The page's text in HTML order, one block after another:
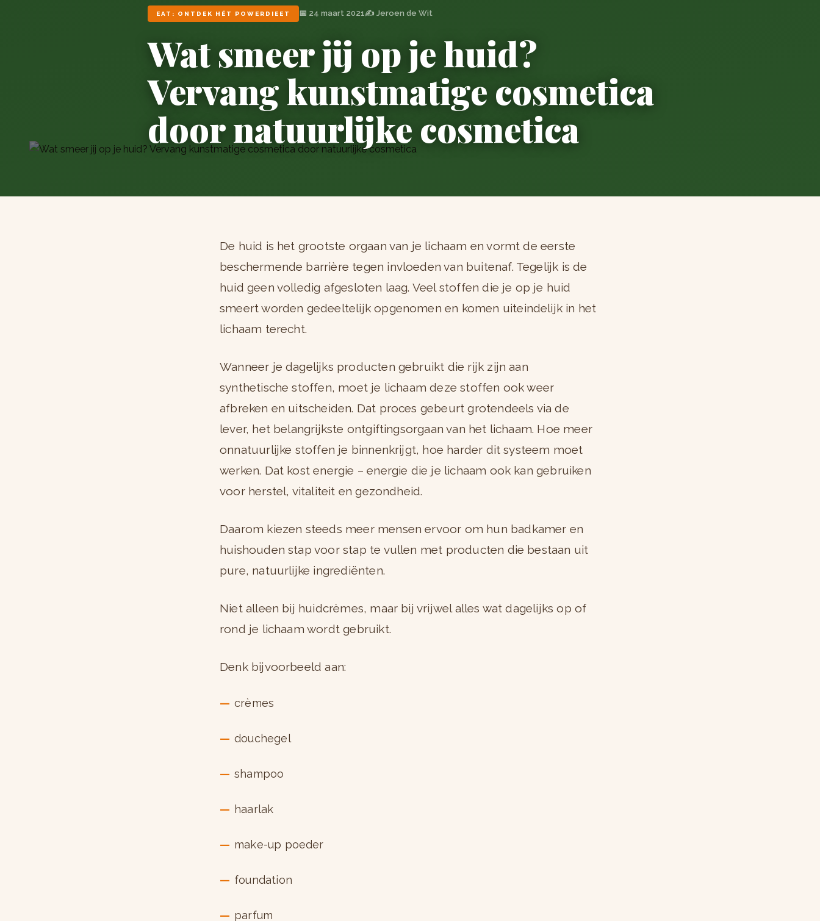
EAT: ONTDEK HÉT POWERDIEET 📅 24 maart 2021✍️ Jeroen de Wit
Wat smeer jij op je huid?
Vervang kunstmatige cosmetica
door natuurlijke cosmetica
De huid is het grootste orgaan van je lichaam en vormt de eerste
beschermende barrière tegen invloeden van buitenaf. Tegelijk is de
huid geen volledig afgesloten laag. Veel stoffen die je op je huid
smeert worden gedeeltelijk opgenomen en komen uiteindelijk in het
lichaam terecht.
Wanneer je dagelijks producten gebruikt die rijk zijn aan
synthetische stoffen, moet je lichaam deze stoffen ook weer
afbreken en uitscheiden. Dat proces gebeurt grotendeels via de
lever, het belangrijkste ontgiftingsorgaan van het lichaam. Hoe meer
onnatuurlijke stoffen je binnenkrijgt, hoe harder dit systeem moet
werken. Dat kost energie – energie die je lichaam ook kan gebruiken
voor herstel, vitaliteit en gezondheid.
Daarom kiezen steeds meer mensen ervoor om hun badkamer en
huishouden stap voor stap te vullen met producten die bestaan uit
pure, natuurlijke ingrediënten.
Niet alleen bij huidcrèmes, maar bij vrijwel alles wat dagelijks op of
rond je lichaam wordt gebruikt.
Denk bijvoorbeeld aan:
crèmes
douchegel
shampoo
haarlak
make-up poeder
foundation
parfum